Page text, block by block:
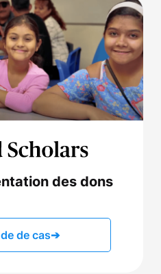
des dons
de cas➔